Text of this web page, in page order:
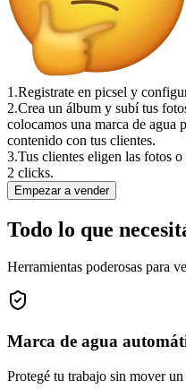
1.Registrate en picsel y
2.Crea un álbum y subí tus
colocamos una marca de agua
contenido con tus clientes.
3.Tus clientes eligen las fotos
2 clicks.
Empezar a vender
Todo lo que
Herramientas poderosas para
Marca de agua
Protegé tu trabajo sin mover